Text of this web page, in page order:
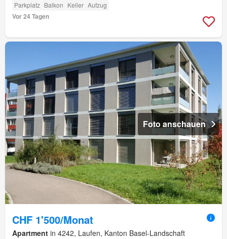
Parkplatz Balkon Keller Aufzug
Vor 24 Tagen
Foto anschauen
CHF 1'500/Monat
Apartment in 4242, Laufen, Kanton Basel-Landschaft